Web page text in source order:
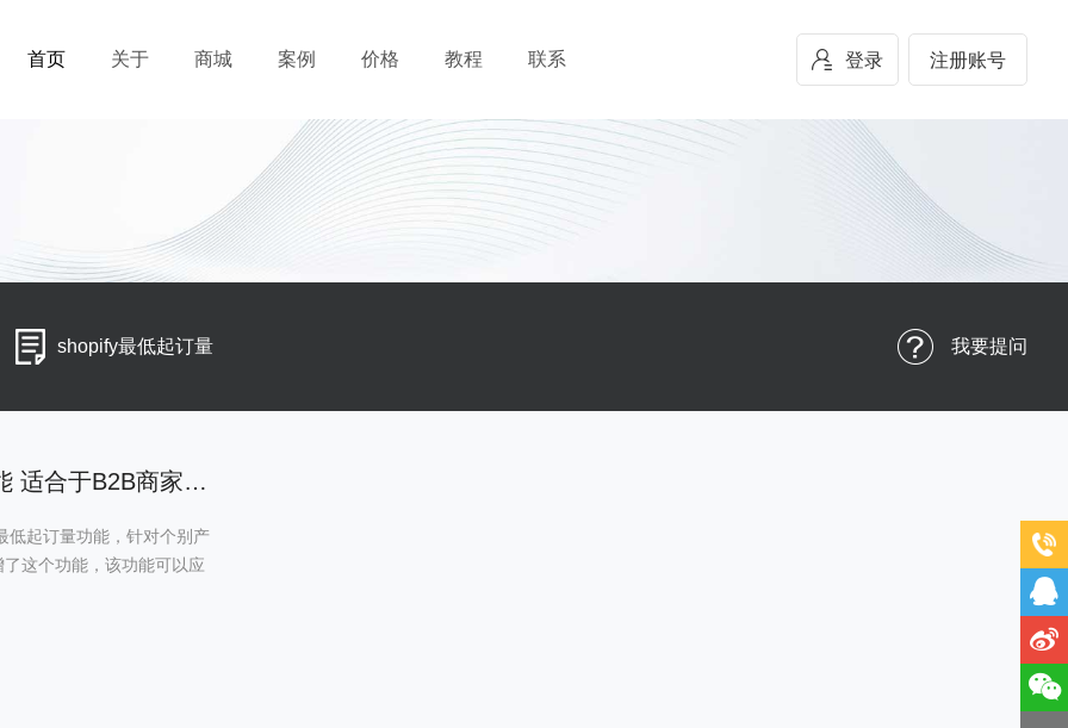
首页 关于 商城 案例 价格 教程 联系 登录 注册账号
shopify最低起订量 我要提问
Shopify增加设置最小起订量功能 适合于B2B商家使用
低起订量功能，针对个别产
这个功能，该功能可以应